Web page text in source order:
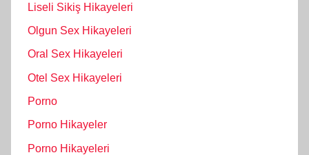
Liseli Sikiş Hikayeleri
Olgun Sex Hikayeleri
Oral Sex Hikayeleri
Otel Sex Hikayeleri
Porno
Porno Hikayeler
Porno Hikayeleri